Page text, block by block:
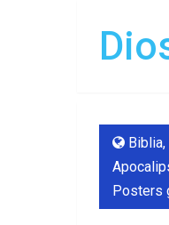
Biblia,
Posters